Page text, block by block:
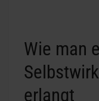
Wie man
erlangt